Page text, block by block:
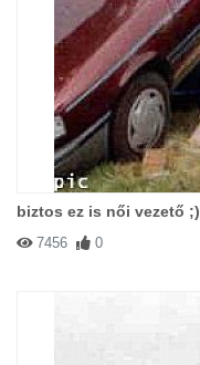
biztos ez is női vezető ;)
7456 0